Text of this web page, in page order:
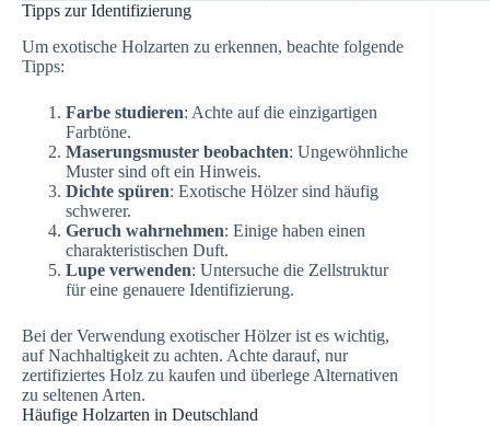
Tipps zur Identifizierung
Um exotische Holzarten zu erkennen, beachte folgende
Tipps:
Farbe studieren: Achte auf die einzigartigen
Farbtöne.
Maserungsmuster beobachten: Ungewöhnliche
Muster sind oft ein Hinweis.
Dichte spüren: Exotische Hölzer sind häufig
schwerer.
Geruch wahrnehmen: Einige haben einen
charakteristischen Duft.
Lupe verwenden: Untersuche die Zellstruktur
für eine genauere Identifizierung.
Bei der Verwendung exotischer Hölzer ist es wichtig,
auf Nachhaltigkeit zu achten. Achte darauf, nur
zertifiziertes Holz zu kaufen und überlege Alternativen
zu seltenen Arten.
Häufige Holzarten in Deutschland